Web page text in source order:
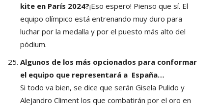
kite en París 2024?¡Eso espero! Pienso que sí. El
equipo olímpico está entrenando muy duro para
luchar por la medalla y por el puesto más alto del
pódium.
Algunos de los más opcionados para conformar
el equipo que representará a España…
Si todo va bien, se dice que serán Gisela Pulido y
Alejandro Climent los que combatirán por el oro en